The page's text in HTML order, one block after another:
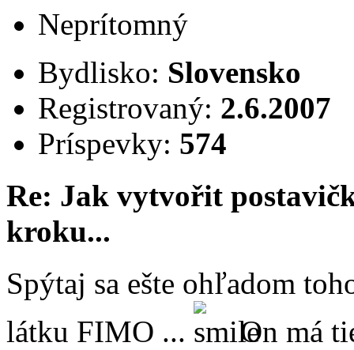
Neprítomný
Bydlisko: Slovensko
Registrovaný: 2.6.2007
Príspevky: 574
Re: Jak vytvořit
kroku...
Spýtaj sa ešte ohľadom
látku FIMO ...
On má